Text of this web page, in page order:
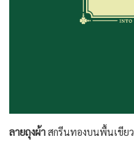
ลายถุงผ้าสกรีนทองบนพื้นเขียว